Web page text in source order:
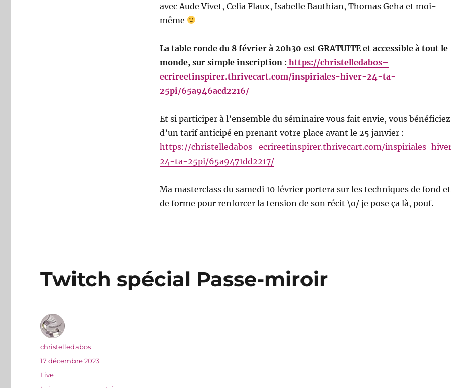
avec Aude Vivet, Celia Flaux, Isabelle Bauthian, Thomas Geha et moi-
même
La table ronde du 8 février à 20h30 est GRATUITE et accessible à tout le
monde, sur simple inscription : https://christelledabos–
ecrireetinspirer.thrivecart.com/inspiriales-hiver-24-ta-
25pi/65a946acd2216/
Et si participer à l’ensemble du séminaire vous fait envie, vous bénéficiez
d’un tarif anticipé en prenant votre place avant le 25 janvier :
https://christelledabos–ecrireetinspirer.thrivecart.com/inspiriales-
24-ta-25pi/65a9471dd2217/
Ma masterclass du samedi 10 février portera sur les techniques de fond et
de forme pour renforcer la tension de son récit \o/ je pose ça là, pouf.
Twitch spécial Passe-miroir
Auteur
christelledabos
Publié
le
17 décembre 2023
Catégories
Live